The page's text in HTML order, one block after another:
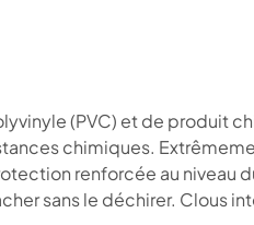
(PVC) et de produit
chimiques.
renforcée au niveau
sans le déchirer. Clous